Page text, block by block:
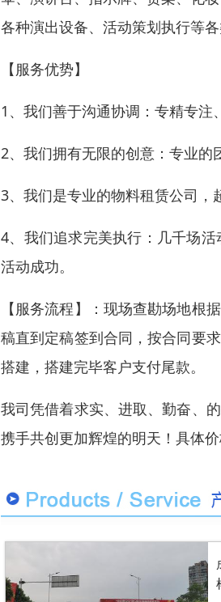
各种演出设备、活动策划执行等各
【服务优势】
1、我们善于沟通协调：专精专注
2、我们拥有无限的创意：专业的
3、我们是专业的物料租赁公司，
4、我们追求完美执行：几千场
活动成功。
【服务流程】：现场查勘场地根
稿直到定稿签到合同，按合同要
搭建，搭建完毕客户支付尾款。
我司凭借着求实、进取、勤奋、
携手共创更加辉煌的明天！具体